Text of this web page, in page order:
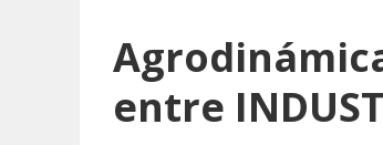
entre